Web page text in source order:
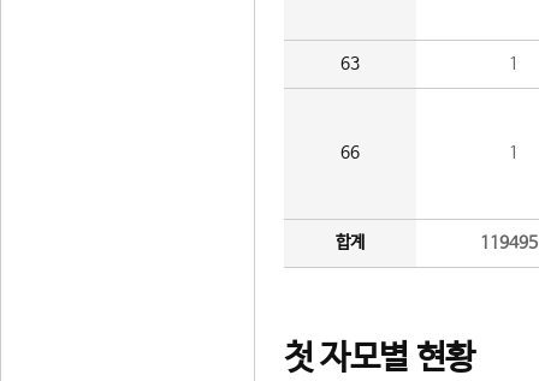
63 1
66 1
합계
첫 자모별 현황